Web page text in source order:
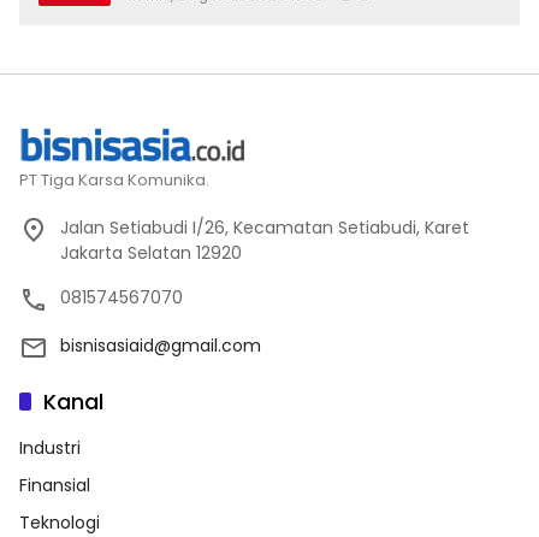
PT Tiga Karsa Komunika.
Jalan Setiabudi I/26, Kecamatan Setiabudi, Karet
Jakarta Selatan 12920
081574567070
bisnisasiaid@gmail.com
Kanal
Industri
Finansial
Teknologi